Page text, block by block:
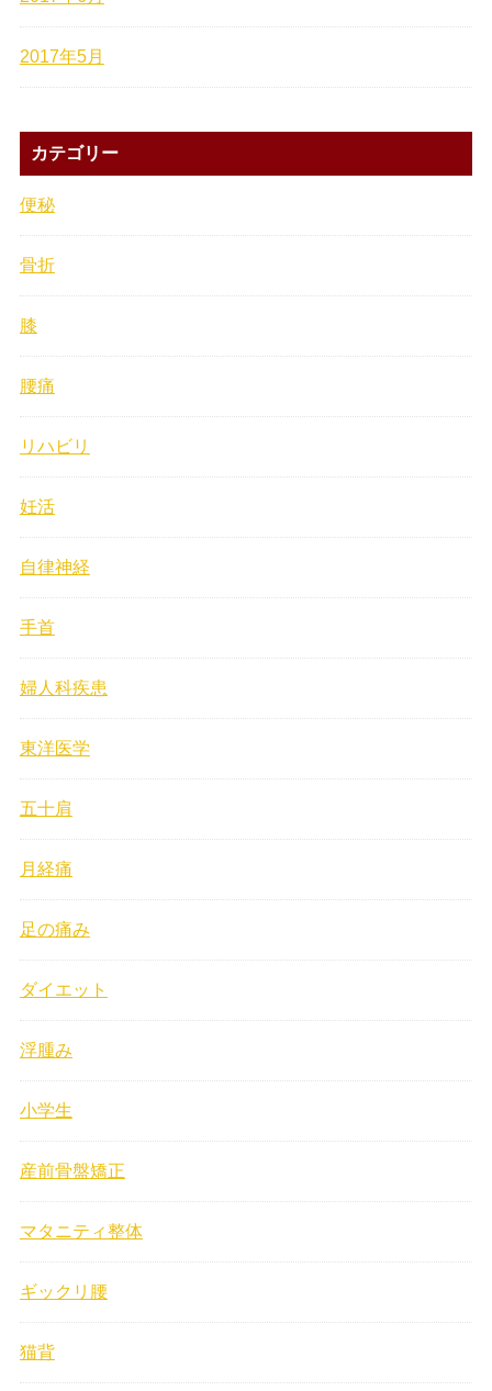
2017年5月
カテゴリー
便秘
骨折
膝
腰痛
リハビリ
妊活
自律神経
手首
婦人科疾患
東洋医学
五十肩
月経痛
足の痛み
ダイエット
浮腫み
小学生
産前骨盤矯正
マタニティ整体
ギックリ腰
猫背